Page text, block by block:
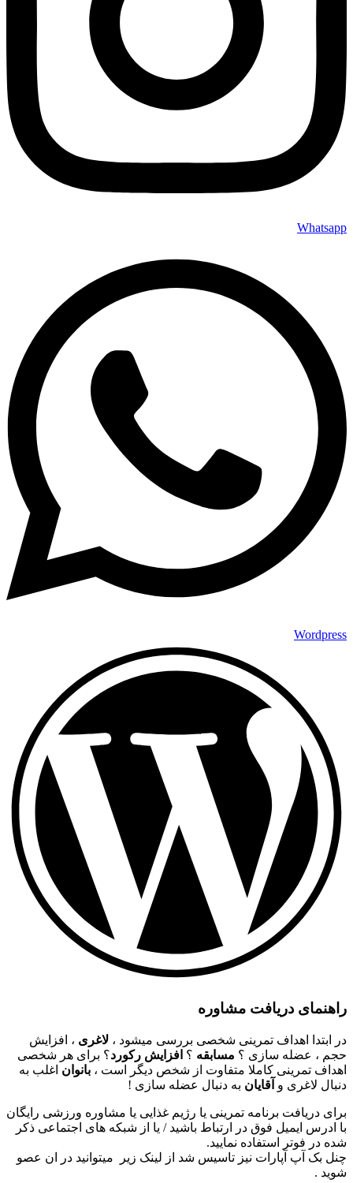
Whatsapp
Wordpress
راهنمای دریافت مشاوره
در ابتدا اهداف تمرینی شخصی بررسی میشود ، لاغری ، افزایش
حجم ، عضله سازی ؟ مسابقه ؟ افزایش رکورد؟ برای هر شخصی
اهداف تمرینی کاملا متفاوت از شخص دیگر است ، بانوان اغلب به
دنبال لاغری و آقایان به دنبال عضله سازی !
برای دریافت برنامه تمرینی یا رژیم غذایی یا مشاوره ورزشی رایگان
با ادرس ایمیل فوق در ارتباط باشید / یا از شبکه های اجتماعی ذکر
شده در فوتر استفاده نمایید.
چنل بک آپ آپارات نیز تاسیس شد از لینک زیر میتوانید در ان عصو
شوید .